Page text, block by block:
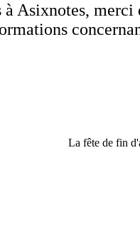
à Asixnotes,
La fête de fin